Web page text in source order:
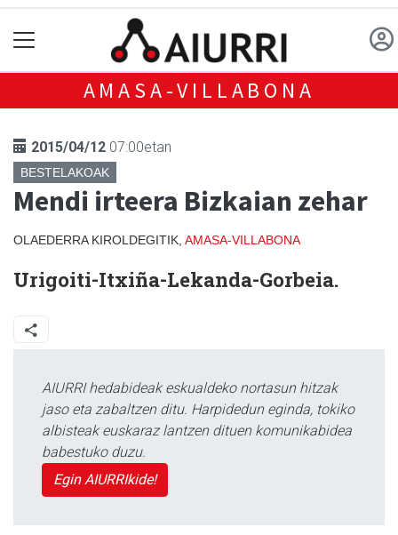
AMASA-VILLABONA
2015/04/12 07:00etan
BESTELAKOAK
Mendi irteera Bizkaian zehar
OLAEDERRA KIROLDEGITIK, AMASA-VILLABONA
Urigoiti-Itxiña-Lekanda-Gorbeia.
AIURRI hedabideak eskualdeko nortasun hitzak
jaso eta zabaltzen ditu. Harpidedun eginda, tokiko
albisteak euskaraz lantzen dituen komunikabidea
babestuko duzu.
Egin AIURRIkide!